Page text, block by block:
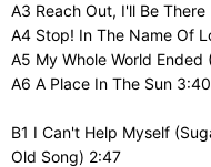
A3 Reach Out, I'll Be There
A4 Stop! In The Name Of
A5 My Whole World
A6 A Place In The Sun 3:40
B1 I Can't Help Myself
Old Song) 2:47